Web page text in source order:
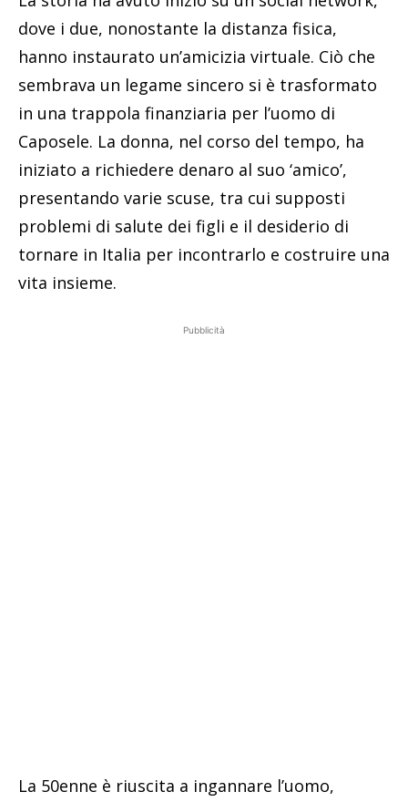
dove i due, nonostante la distanza fisica,
hanno instaurato un’amicizia virtuale. Ciò che
sembrava un legame sincero si è trasformato
in una trappola finanziaria per l’uomo di
Caposele. La donna, nel corso del tempo, ha
iniziato a richiedere denaro al suo ‘amico’,
presentando varie scuse, tra cui supposti
problemi di salute dei figli e il desiderio di
tornare in Italia per incontrarlo e costruire una
vita insieme.
Pubblicità
La 50enne è riuscita a ingannare l’uomo,